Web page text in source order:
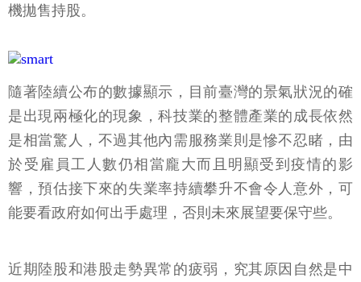
機拋售持股。
隨著陸續公布的數據顯示，目前臺灣的景氣狀況的確
是出現兩極化的現象，科技業的整體產業的成長依然
是相當驚人，不過其他內需服務業則是慘不忍睹，由
於受雇員工人數仍相當龐大而且明顯受到疫情的影
響，預估接下來的失業率持續攀升不會令人意外，可
能要看政府如何出手處理，否則未來展望要保守些。
近期陸股和港股走勢異常的疲弱，究其原因自然是中